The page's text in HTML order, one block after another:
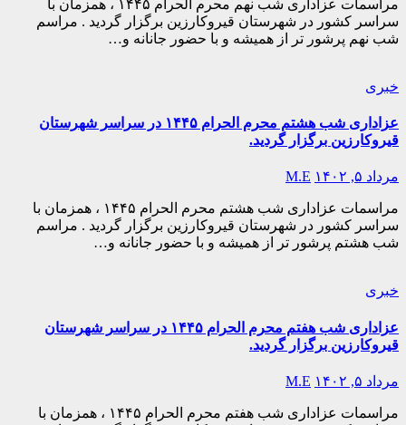
مراسمات عزاداری شب نهم محرم الحرام ۱۴۴۵ ، همزمان با
سراسر کشور در شهرستان قیروکارزین برگزار گردید . مراسم
شب نهم پرشور تر از همیشه و با حضور جانانه و…
خبری
عزاداری شب هشتم محرم الحرام ۱۴۴۵ در سراسر شهرستان
قیروکارزین برگزار گردید.
مرداد ۵, ۱۴۰۲ M.E
مراسمات عزاداری شب هشتم محرم الحرام ۱۴۴۵ ، همزمان با
سراسر کشور در شهرستان قیروکارزین برگزار گردید . مراسم
شب هشتم پرشور تر از همیشه و با حضور جانانه و…
خبری
عزاداری شب هفتم محرم الحرام ۱۴۴۵ در سراسر شهرستان
قیروکارزین برگزار گردید.
مرداد ۵, ۱۴۰۲ M.E
مراسمات عزاداری شب هفتم محرم الحرام ۱۴۴۵ ، همزمان با